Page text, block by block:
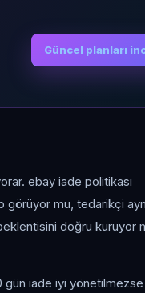
Güncel planları
ebay iade politikası
görüyor mu, tedarikçi
doğru kuruyor
gün iade iyi yönetilmezse